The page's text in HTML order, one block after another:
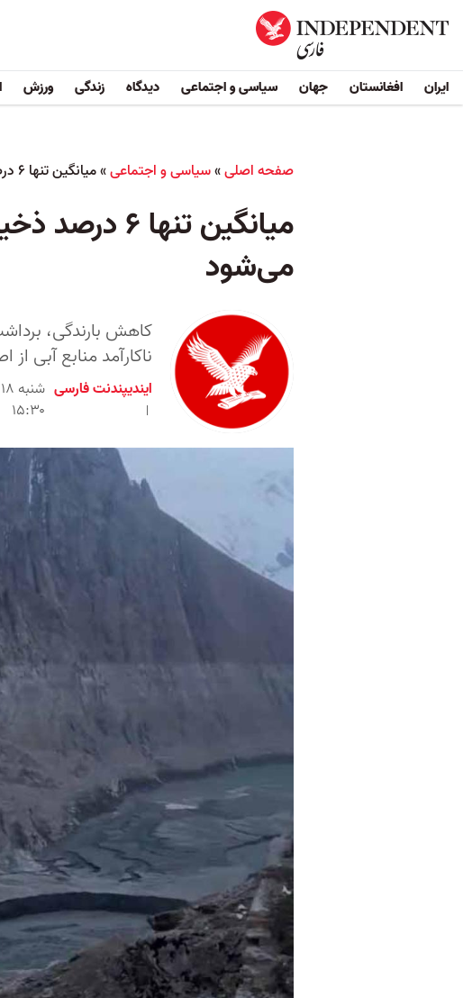
ایران افغانستان جهان سیاسی و اجتماعی دیدگاه زندگی ورزش
صفحه اصلی»سیاسی و اجتماعی»میانگین تنها ۶ درصد ذخیره آبی در سدها؛ پزشکیان گفت آب هم جیره‌بندی می‌شود
میانگین
می‌شود
کاهش بارندگی،
ناکارآمد منابع آبی
ایندیپندنت فارسی
۱۵:۳۰